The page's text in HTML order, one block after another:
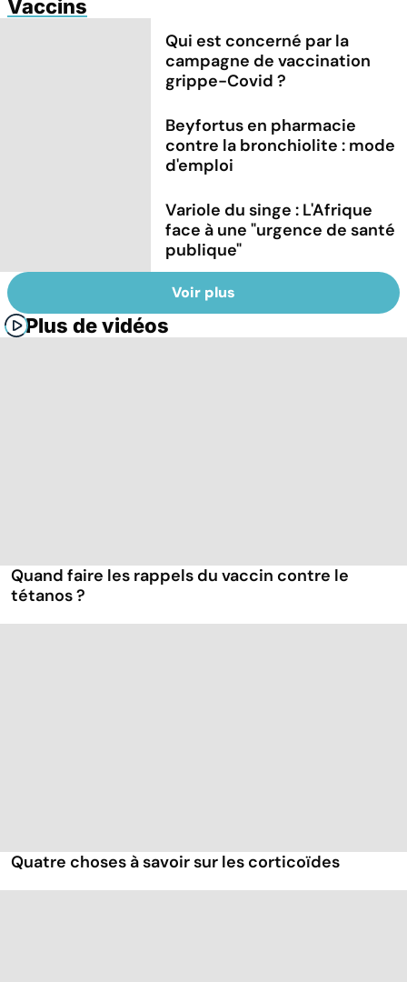
Vaccins
Qui est concerné par la
campagne de vaccination
grippe-Covid ?
Beyfortus en pharmacie
contre la bronchiolite : mode
d'emploi
Variole du singe : L'Afrique
face à une "urgence de santé
publique"
Voir plus
Plus de vidéos
Quand faire les rappels du vaccin contre le
tétanos ?
Quatre choses à savoir sur les corticoïdes